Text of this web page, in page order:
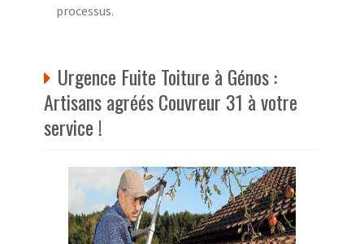
processus.
Urgence Fuite Toiture à Génos :
Artisans agréés Couvreur 31 à votre
service !